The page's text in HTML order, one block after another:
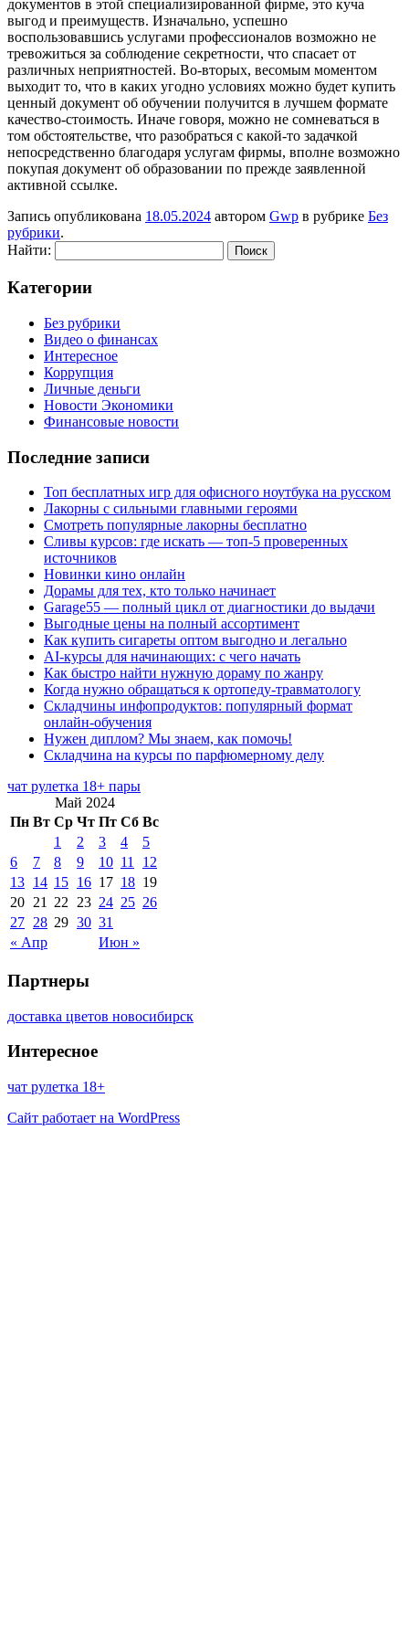
документов в этой специализированной фирме, это куча
выгод и преимуществ. Изначально, успешно
воспользовавшись услугами профессионалов возможно не
тревожиться за соблюдение секретности, что спасает от
различных неприятностей. Во-вторых, весомым моментом
выходит то, что в каких угодно условиях можно будет купить
ценный документ об обучении получится в лучшем формате
качество-стоимость. Иначе говоря, можно не сомневаться в
том обстоятельстве, что разобраться с какой-то задачкой
непосредственно благодаря услугам фирмы, вполне возможно
покупая документ об образовании по прежде заявленной
активной ссылке.
Запись опубликована 18.05.2024 автором Gwp в рубрике Без
рубрики.
Найти:
Категории
Без рубрики
Видео о финансах
Интересное
Коррупция
Личные деньги
Новости Экономики
Финансовые новости
Последние записи
Топ бесплатных игр для офисного ноутбука на русском
Лакорны с сильными главными героями
Смотреть популярные лакорны бесплатно
Сливы курсов: где искать — топ-5 проверенных
источников
Новинки кино онлайн
Дорамы для тех, кто только начинает
Garage55 — полный цикл от диагностики до выдачи
Выгодные цены на полный ассортимент
Как купить сигареты оптом выгодно и легально
AI-курсы для начинающих: с чего начать
Как быстро найти нужную дораму по жанру
Когда нужно обращаться к ортопеду-травматологу
Складчины инфопродуктов: популярный формат
онлайн-обучения
Нужен диплом? Мы знаем, как помочь!
Складчина на курсы по парфюмерному делу
чат рулетка 18+ пары
Май 2024
Пн Вт Ср Чт Пт Сб Вс
« Апр Июн »
1 2 3 4
5
6
7 8 9 10 11
12
13 14 15 16 17 18 19
20 21 22 23 24 25 26
27 28 29 30 31
Партнеры
доставка цветов новосибирск
Интересное
чат рулетка 18+
Сайт работает на WordPress